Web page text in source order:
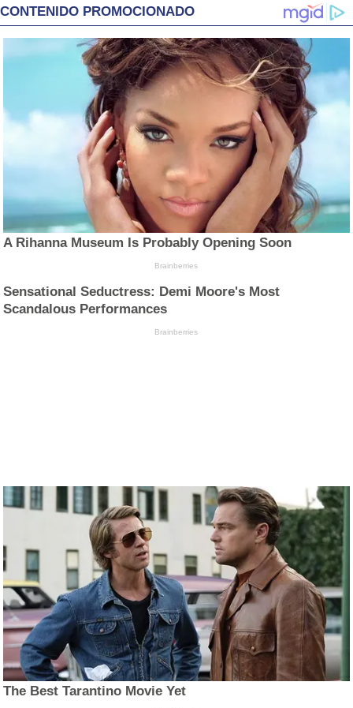
CONTENIDO PROMOCIONADO
A Rihanna Museum Is Probably Opening Soon
Brainberries
Sensational Seductress: Demi Moore's Most
Scandalous Performances
Brainberries
The Best Tarantino Movie Yet